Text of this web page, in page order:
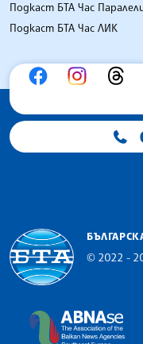
Подкаст БТА Час
Подкаст БТА Час ЛИК
© 2022 -